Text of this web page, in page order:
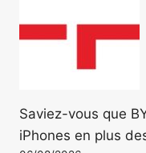
Saviez-vous que
iPhones en plus